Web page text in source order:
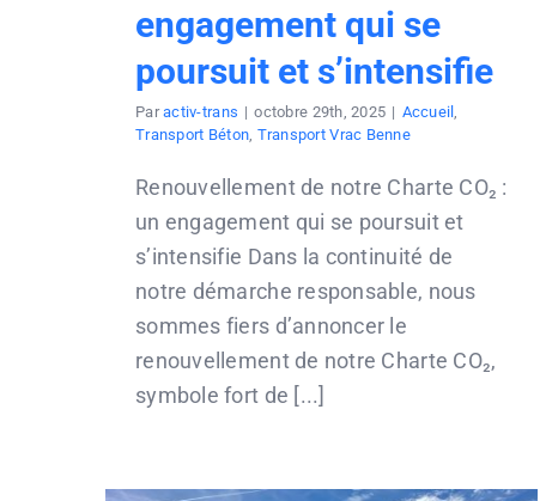
engagement qui se
poursuit et s’intensifie
Paractiv-trans | octobre 29th, 2025 | Accueil
Transport Béton Transport Vrac Benne
Renouvellement de notre Charte CO₂ :
un engagement qui se poursuit et
s’intensifie Dans la continuité de
notre démarche responsable, nous
sommes fiers d’annoncer le
renouvellement de notre Charte CO₂,
symbole fort de [...]